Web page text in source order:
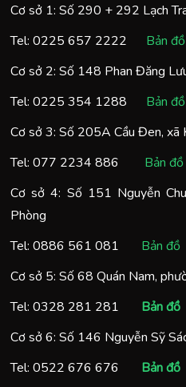
Cơ sở 1: Số 290 + 292 Lạch
Tel: 0225 657 2222
Bản đồ
Cơ sở 2: Số 148 Phan Đăng
Tel: 0225 354 1288
Bản đồ
Cơ sở 3: Số 205A Cầu Đen, xã
Tel: 077 2234 886
Bản đồ
Cơ sở 4: Số 151 Nguyễn
Phòng
Tel: 0886 561 081
Bản đồ
Cơ sở 5: Số 68 Quán Nam,
Tel: 0328 281 281
Bản đồ
Cơ sở 6: Số 146 Nguyễn Sỹ
Tel: 0522 676 676
Bản đồ